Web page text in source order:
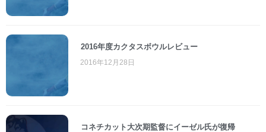
2016年度カクタスボウルレビュー
2016年12月28日
コネチカット大次期監督にイーゼル氏が復帰